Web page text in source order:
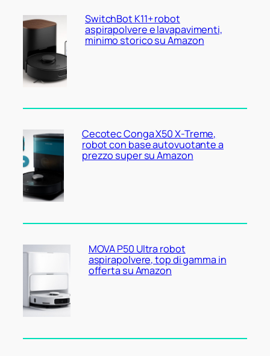
SwitchBot K11+ robot
aspirapolvere e lavapavimenti,
minimo storico su Amazon
Cecotec Conga X50 X-Treme,
robot con base autovuotante a
prezzo super su Amazon
MOVA P50 Ultra robot
aspirapolvere, top di gamma in
offerta su Amazon